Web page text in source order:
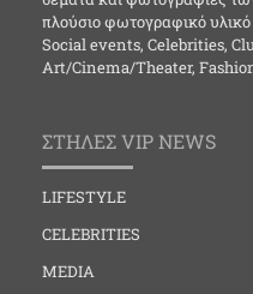
πλούσιο φωτογραφικό
Social events, Celebrities,
Art/Cinema/Theater,
ΣΤΗΛΕΣ VIP NEWS
LIFESTYLE
CELEBRITIES
MEDIA